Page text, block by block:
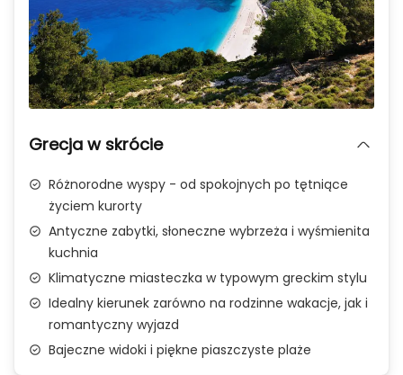
Zdjęcie 1 z 3
Grecja w skrócie
Różnorodne wyspy - od spokojnych po tętniące
życiem kurorty
Antyczne zabytki, słoneczne wybrzeża i wyśmienita
kuchnia
Klimatyczne miasteczka w typowym greckim stylu
Idealny kierunek zarówno na rodzinne wakacje, jak i
romantyczny wyjazd
Bajeczne widoki i piękne piaszczyste plaże